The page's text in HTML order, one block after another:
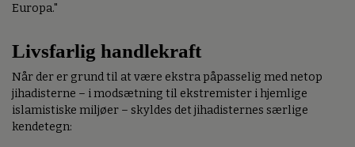
Europa."
Livsfarlig handlekraft
Når der er grund til at være ekstra påpasselig med netop
jihadisterne – i modsætning til ekstremister i hjemlige
islamistiske miljøer – skyldes det jihadisternes særlige
kendetegn: